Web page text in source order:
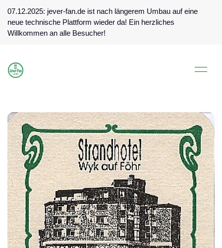
07.12.2025: jever-fan.de ist nach längerem Umbau auf eine
neue technische Plattform wieder da! Ein herzliches
Willkommen an alle Besucher!